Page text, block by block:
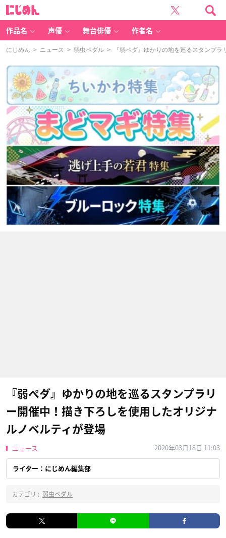
作品名 声優 舞台俳優 作者名
にじめん > ニュース > 弱虫ペダル > 『弱ペダ』ゆかりの地を巡るスタンプラ
『弱ペダ』ゆかりの地を巡るスタンプラリ
ー開催中！描き下ろしを使用したオリジナ
ルノベルティが登場
ニュース 2020年03月18日 11:03
ライター：にじめん編集部
カテゴリ : 弱虫ペダル